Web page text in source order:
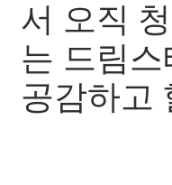
서 오직
는 드림
공감하고